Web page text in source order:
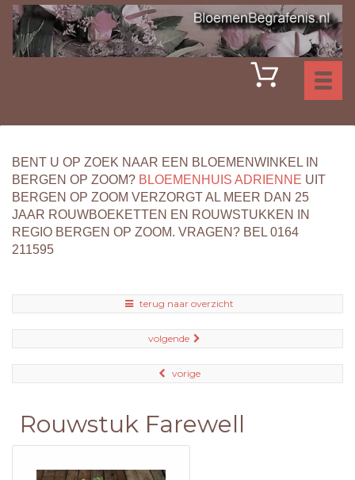
BENT U OP ZOEK NAAR EEN BLOEMENWINKEL IN
BERGEN OP ZOOM? BLOEMENHUIS ADRIENNE UIT
BERGEN OP ZOOM VERZORGT AL MEER DAN 25
JAAR ROUWBOEKETTEN EN ROUWSTUKKEN IN
REGIO BERGEN OP ZOOM. VRAGEN? BEL 0164
211595
terug naar overzicht
volgende
vorige
Rouwstuk Farewell